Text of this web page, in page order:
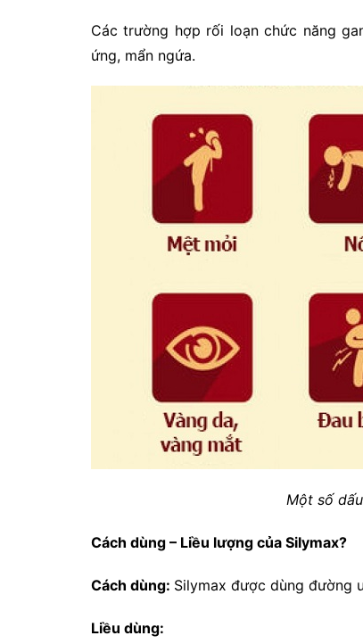
Các trường hợp rối loạn chức năng
ứng, mẩn ngứa.
Một số
Cách dùng – Liều lượng của Silymax?
Cách dùng: Silymax được dùng đường
Liều dùng: